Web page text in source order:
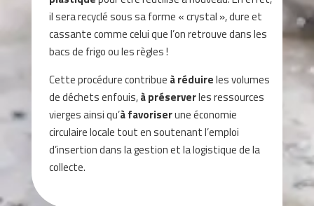
il sera recyclé sous sa forme « crystal », dure et
cassante comme celui que l’on retrouve dans les
bacs de frigo ou les règles !
Cette procédure contribue à réduireles volumes
de déchets enfouis,à préserverles ressources
vierges ainsi qu’à favoriserune économie
circulaire locale tout en soutenant l’emploi
d’insertion dans la gestion et la logistique de la
collecte.